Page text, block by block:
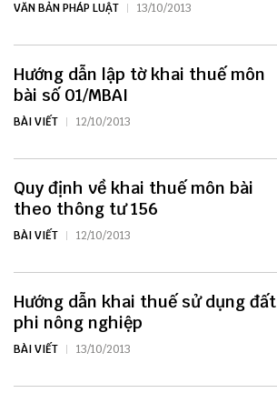
VĂN BẢN PHÁP LUẬT 13/10/2013
Hướng dẫn lập tờ khai thuế môn
bài số 01/MBAI
BÀI VIẾT 12/10/2013
Quy định về khai thuế môn bài
theo thông tư 156
BÀI VIẾT 12/10/2013
Hướng dẫn khai thuế sử dụng đất
phi nông nghiệp
BÀI VIẾT 13/10/2013